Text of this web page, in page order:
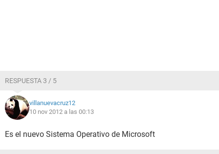
RESPUESTA 3 / 5
villanuevacruz12
10 nov 2012 a las 00:13
Es el nuevo Sistema Operativo de Microsoft